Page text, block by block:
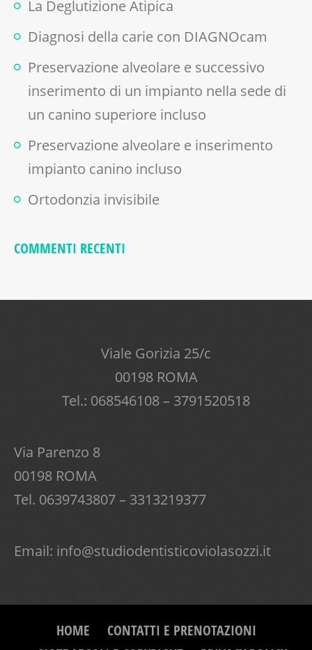
La Deglutizione Atipica
Diagnosi della carie con DIAGNOcam
Preservazione alveolare e successivo
inserimento di un impianto nella sede di
un canino superiore incluso
Preservazione alveolare e inserimento
impianto canino incluso
Ortodonzia invisibile
COMMENTI RECENTI
Viale Gorizia 25/c
00198 ROMA
Tel.: 068546108 – 3791520518
Via Parenzo 8
00198 ROMA
Tel. 0639743807 – 3313219377
Email: info@studiodentisticoviolasozzi.it
HOME
CONTATTI E PRENOTAZIONI